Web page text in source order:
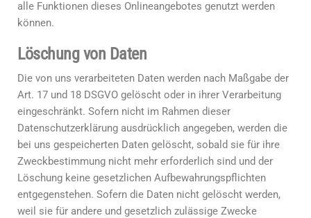
alle Funktionen dieses Onlineangebotes genutzt werden
können.
Löschung von Daten
Die von uns verarbeiteten Daten werden nach Maßgabe der
Art. 17 und 18 DSGVO gelöscht oder in ihrer Verarbeitung
eingeschränkt. Sofern nicht im Rahmen dieser
Datenschutzerklärung ausdrücklich angegeben, werden die
bei uns gespeicherten Daten gelöscht, sobald sie für ihre
Zweckbestimmung nicht mehr erforderlich sind und der
Löschung keine gesetzlichen Aufbewahrungspflichten
entgegenstehen. Sofern die Daten nicht gelöscht werden,
weil sie für andere und gesetzlich zulässige Zwecke